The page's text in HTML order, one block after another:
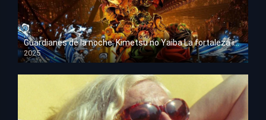
Guardianes de la noche: Kimetsu no Yaiba La fortaleza infinita
2025
HD 1080p